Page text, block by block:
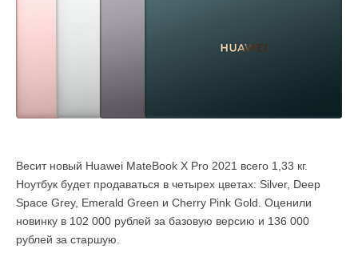
Весит новый Huawei MateBook X Pro 2021 всего 1,33 кг.
Ноутбук будет продаваться в четырех цветах: Silver, Deep
Space Grey, Emerald Green и Cherry Pink Gold. Оценили
новинку в 102 000 рублей за базовую версию и 136 000
рублей за старшую.